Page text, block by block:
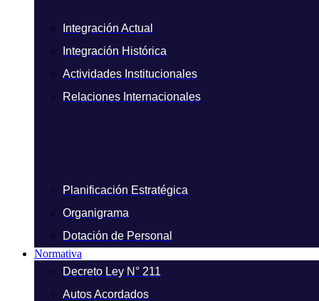
Integración Actual
Integración Histórica
Actividades Institucionales
Relaciones Internacionales
Planificación Estratégica
Organigrama
Dotación de Personal
Normativa
Decreto Ley N° 211
Autos Acordados